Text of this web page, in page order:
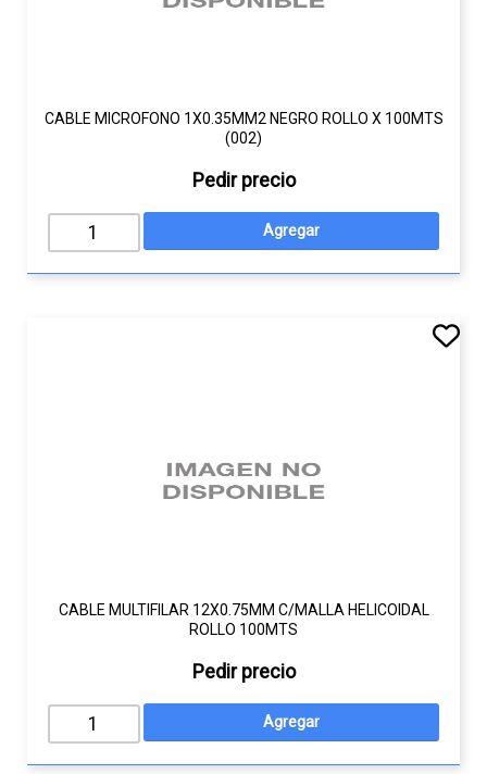
CABLE MICROFONO 1X0.35MM2 NEGRO ROLLO X 100MTS
(002)
Pedir precio
CABLE MULTIFILAR 12X0.75MM C/MALLA HELICOIDAL
ROLLO 100MTS
Pedir precio